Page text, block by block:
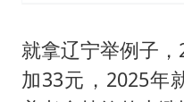
就拿辽宁举例子
加33元，2025年